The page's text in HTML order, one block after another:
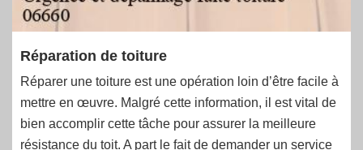
Réparation de toiture
Réparer une toiture est une opération loin d’être facile à
mettre en œuvre. Malgré cette information, il est vital de
bien accomplir cette tâche pour assurer la meilleure
résistance du toit. A part le fait de demander un service